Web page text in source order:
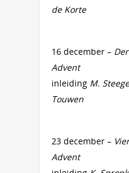
de Korte
16 december –
Advent
inleiding M.
Touwen
23 december –
Advent